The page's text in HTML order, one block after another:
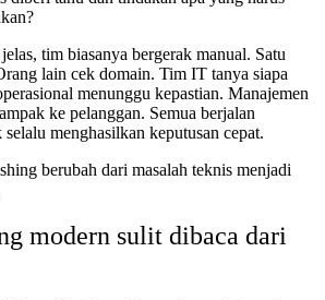
tim biasanya bergerak manual. Satu
lain cek domain. Tim IT tanya siapa
menunggu kepastian. Manajemen
ke pelanggan. Semua berjalan
menghasilkan keputusan cepat.
berubah dari masalah teknis menjadi
modern sulit dibaca dari